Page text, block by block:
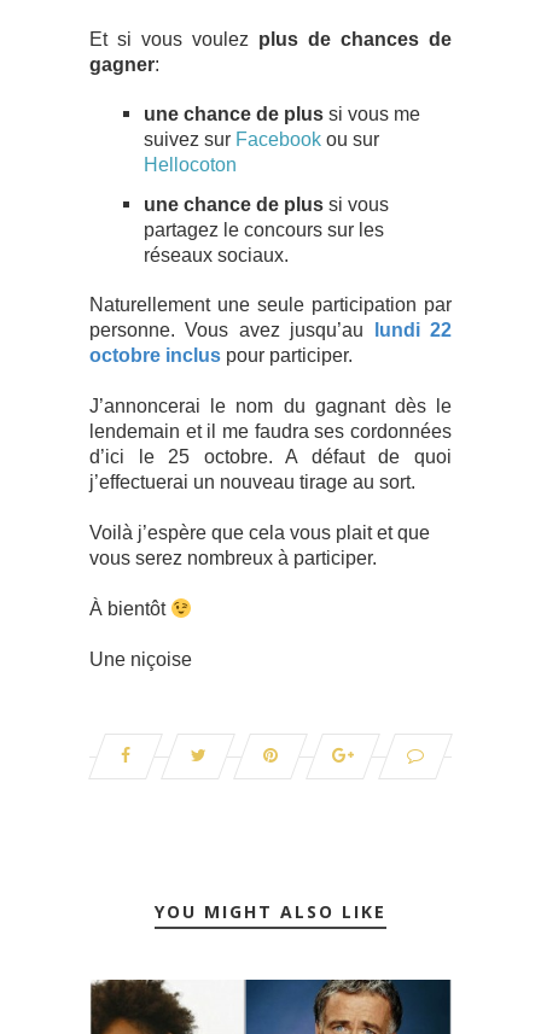
Et si vous voulez plus de chances de
gagner:
une chance de plus si vous me
suivez sur Facebook ou sur
Hellocoton
une chance de plus si vous
partagez le concours sur les
réseaux sociaux.
Naturellement une seule participation par
personne.Vous avez jusqu’au lundi 22
octobre inclus pour participer.
J’annoncerai le nom du gagnant dès le
lendemain et il me faudra ses cordonnées
d’ici le 25 octobre. A défaut de quoi
j’effectuerai un nouveau tirage au sort.
Voilà j’espère que cela vous plait et que
vous serez nombreux à participer.
À bientôt
Une niçoise
YOU MIGHT ALSO LIKE